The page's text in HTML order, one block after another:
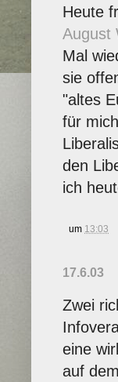
Heute
August
Mal
sie
"altes
für
den
ich
um 13:03
17.6.03
Zwei
eine
auf